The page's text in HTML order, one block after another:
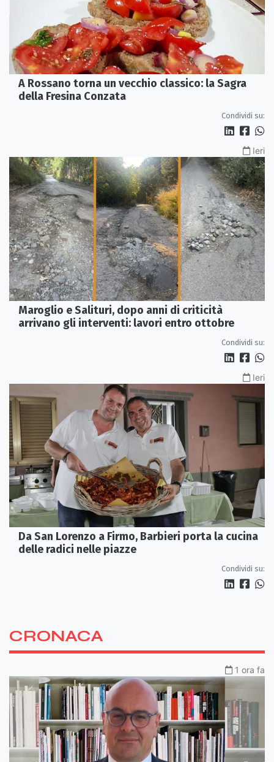
A Rossano torna un vecchio classico: la Sagra
della Fresina Conzata
Condividi su:
Ieri
Maroglio e Salituri, dopo anni di criticità
arrivano gli interventi: lavori entro ottobre
Condividi su:
Ieri
Da San Lorenzo a Firmo, Barbieri porta la cucina
delle radici nelle piazze
Condividi su:
CRONACA
1 ora fa